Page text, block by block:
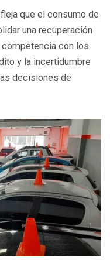
que el consumo de
una recuperación
competencia con los
y la incertidumbre
decisiones de